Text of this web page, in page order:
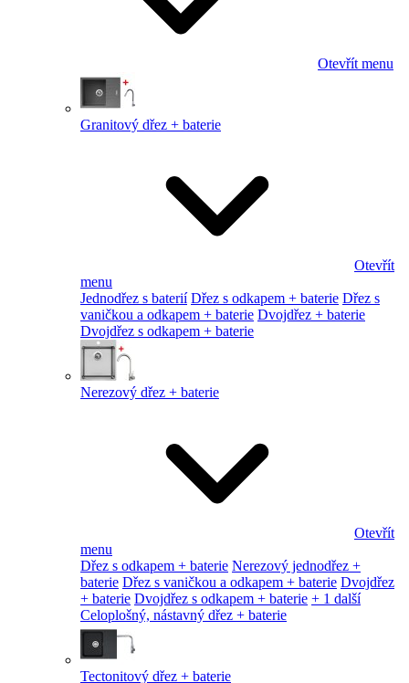
Otevřít menu
Granitový dřez + baterie
Otevřít
menu
Jednodřez s baterií Dřez s odkapem + baterie Dřez s
vaničkou a odkapem + baterie Dvojdřez + baterie
Dvojdřez s odkapem + baterie
Nerezový dřez + baterie
Otevřít
menu
Dřez s odkapem + baterie Nerezový jednodřez +
baterie Dřez s vaničkou a odkapem + baterie Dvojdřez
+ baterie Dvojdřez s odkapem + baterie + 1 další
Celoplošný, nástavný dřez + baterie
Tectonitový dřez + baterie